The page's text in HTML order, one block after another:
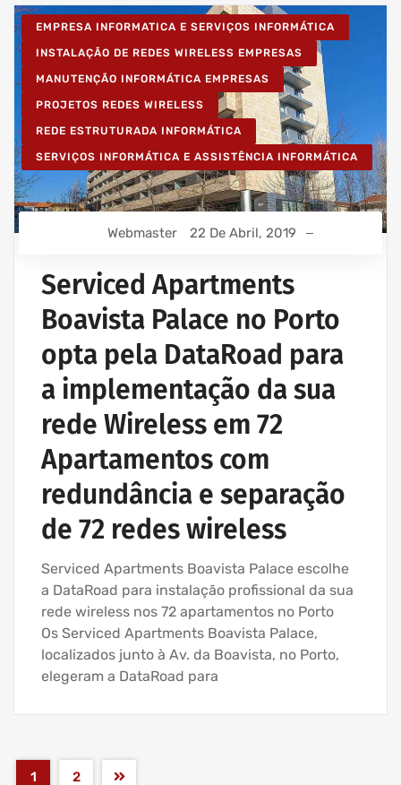
EMPRESA INFORMATICA E SERVIÇOS INFORMÁTICA
INSTALAÇÃO DE REDES WIRELESS EMPRESAS
MANUTENÇÃO INFORMÁTICA EMPRESAS
PROJETOS REDES WIRELESS
REDE ESTRUTURADA INFORMÁTICA
SERVIÇOS INFORMÁTICA E ASSISTÊNCIA INFORMÁTICA
Webmaster 22 De Abril, 2019
Serviced Apartments
Boavista Palace no Porto
opta pela DataRoad para
a implementação da sua
rede Wireless em 72
Apartamentos com
redundância e separação
de 72 redes wireless
Serviced Apartments Boavista Palace escolhe
a DataRoad para instalação profissional da sua
rede wireless nos 72 apartamentos no Porto
Os Serviced Apartments Boavista Palace,
localizados junto à Av. da Boavista, no Porto,
elegeram a DataRoad para
1 2